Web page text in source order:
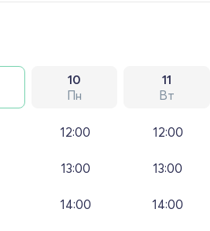
10
Пн
11
Вт
12:00
13:00
14:00
12:00
13:00
14:00